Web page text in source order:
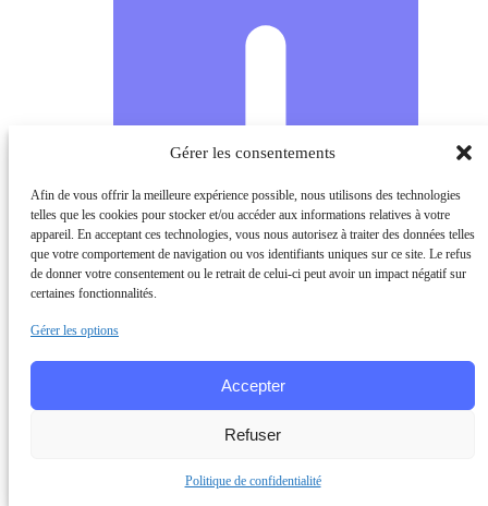
Gérer les consentements
Afin de vous offrir la meilleure expérience possible, nous utilisons des technologies
telles que les cookies pour stocker et/ou accéder aux informations relatives à votre
appareil. En acceptant ces technologies, vous nous autorisez à traiter des données telles
que votre comportement de navigation ou vos identifiants uniques sur ce site. Le refus
de donner votre consentement ou le retrait de celui-ci peut avoir un impact négatif sur
certaines fonctionnalités.
Gérer les options
Accepter
Refuser
Politique de confidentialité